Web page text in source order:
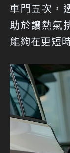
車門五次，
助於讓熱氣
能夠在更短